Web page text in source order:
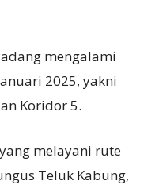
mengalami
2025, yakni
Koridor 5.
melayani rute
Teluk Kabung,